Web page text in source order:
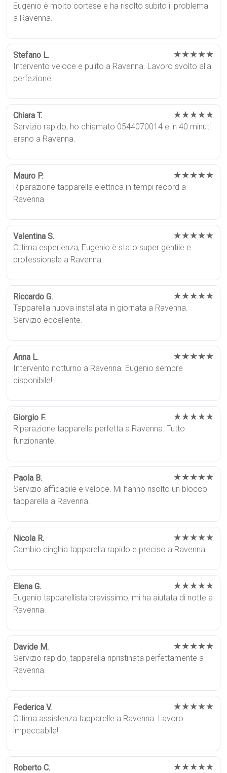
Eugenio è molto cortese e ha risolto subito il problema
a Ravenna.
Stefano L. ★★★★★
Intervento veloce e pulito a Ravenna. Lavoro svolto alla
perfezione.
Chiara T. ★★★★★
Servizio rapido, ho chiamato 0544070014 e in 40 minuti
erano a Ravenna.
Mauro P. ★★★★★
Riparazione tapparella elettrica in tempi record a
Ravenna.
Valentina S. ★★★★★
Ottima esperienza, Eugenio è stato super gentile e
professionale a Ravenna.
Riccardo G. ★★★★★
Tapparella nuova installata in giornata a Ravenna.
Servizio eccellente.
Anna L. ★★★★★
Intervento notturno a Ravenna. Eugenio sempre
disponibile!
Giorgio F. ★★★★★
Riparazione tapparella perfetta a Ravenna. Tutto
funzionante.
Paola B. ★★★★★
Servizio affidabile e veloce. Mi hanno risolto un blocco
tapparella a Ravenna.
Nicola R. ★★★★★
Cambio cinghia tapparella rapido e preciso a Ravenna.
Elena G. ★★★★★
Eugenio tapparellista bravissimo, mi ha aiutata di notte a
Ravenna.
Davide M. ★★★★★
Servizio rapido, tapparella ripristinata perfettamente a
Ravenna.
Federica V. ★★★★★
Ottima assistenza tapparelle a Ravenna. Lavoro
impeccabile!
Roberto C. ★★★★★